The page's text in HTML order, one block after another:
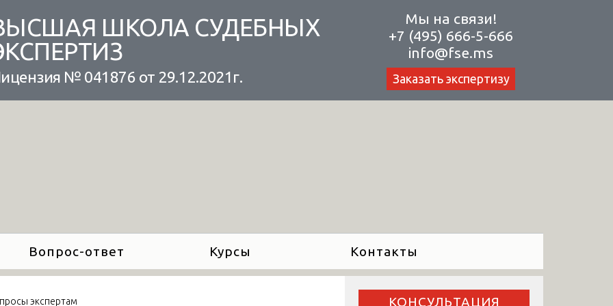
ШКОЛА СУДЕБНЫХ
№ 041876 от 29.12.2021г.
Мы на связи!
+7 (495) 666-5-666
info@fse.ms
Заказать экспертизу
Вопрос-ответ Курсы Контакты
экспертам КОНСУЛЬТАЦИЯ